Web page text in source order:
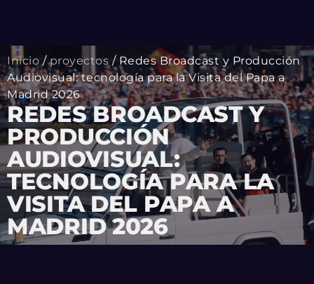
Inicio/proyectos / Redes Broadcast y Producción
Audiovisual: tecnología para la Visita del Papa a
Madrid 2026
REDES BROADCAST Y
PRODUCCIÓN
AUDIOVISUAL:
TECNOLOGÍA PARA LA
VISITA DEL PAPA A
MADRID 2026